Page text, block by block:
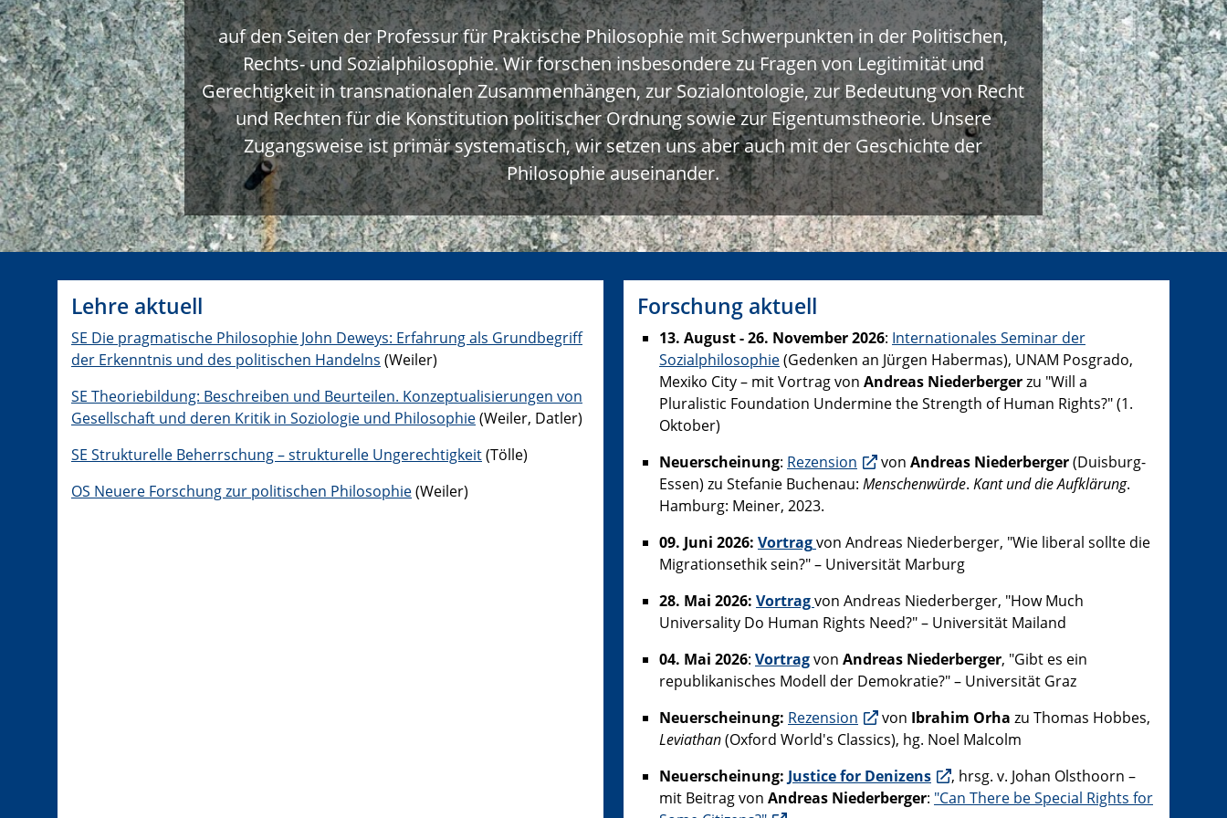
auf den Seiten der Professur für Praktische Philosophie mit Schwerpunkten in der Politischen,
Rechts- und Sozialphilosophie. Wir forschen insbesondere zu Fragen von Legitimität und
Gerechtigkeit in transnationalen Zusammenhängen, zur Sozialontologie, zur Bedeutung von Recht
und Rechten für die Konstitution politischer Ordnung sowie zur Eigentumstheorie. Unsere
Zugangsweise ist primär systematisch, wir setzen uns aber auch mit der Geschichte der
Philosophie auseinander.
Lehre aktuell
SE Die pragmatische Philosophie John Deweys: Erfahrung als Grundbegriff
der Erkenntnis und des politischen Handelns (Weiler)
SE Theoriebildung: Beschreiben und Beurteilen. Konzeptualisierungen von
Gesellschaft und deren Kritik in Soziologie und Philosophie(Weiler, Datler)
SE Strukturelle Beherrschung – strukturelle Ungerechtigkeit(Tölle)
OS Neuere Forschung zur politischen Philosophie(Weiler)
Forschung aktuell
13. August - 26. November 2026: Internationales Seminar der
Sozialphilosophie(Gedenken an Jürgen Habermas), UNAM Posgrado,
Mexiko City – mit Vortrag von Andreas Niederbergerzu "Will a
Pluralistic Foundation Undermine the Strength of Human Rights?" (1.
Oktober)
Neuerscheinung: Rezension von Andreas Niederberger(Duisburg-
Essen) zu Stefanie Buchenau: Menschenwürde. Kant und die Aufklärung.
Hamburg: Meiner, 2023.
09. Juni 2026: Vortragvon Andreas Niederberger, "Wie liberal sollte die
Migrationsethik sein?" – Universität Marburg
28. Mai 2026: Vortragvon Andreas Niederberger, "How Much
Universality Do Human Rights Need?" – Universität Mailand
04. Mai 2026: Vortragvon Andreas Niederberger, "Gibt es ein
republikanisches Modell der Demokratie?" – Universität Graz
Neuerscheinung: Rezension von Ibrahim Orha zu Thomas Hobbes,
Leviathan(Oxford World's Classics), hg. Noel Malcolm
Neuerscheinung: Justice for Denizens
, hrsg. v. Johan Olsthoorn –
mit Beitrag von Andreas Niederberger: "Can There be Special Rights for